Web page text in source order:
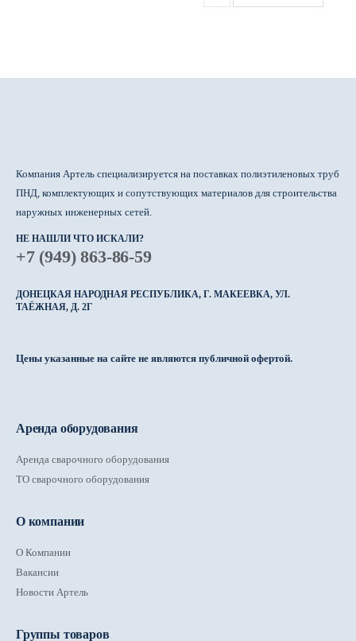
Компания Артель специализируется на поставках полиэтиленовых труб
ПНД, комплектующих и сопутствующих материалов для строительства
наружных инженерных сетей.
НЕ НАШЛИ ЧТО ИСКАЛИ?
+7 (949) 863-86-59
ДОНЕЦКАЯ НАРОДНАЯ РЕСПУБЛИКА, Г. МАКЕЕВКА, УЛ.
ТАЁЖНАЯ, Д. 2Г
Цены указанные на сайте не являются публичной офертой.
Аренда оборудования
Аренда сварочного оборудования
ТО сварочного оборудования
О компании
О Компании
Вакансии
Новости Артель
Группы товаров